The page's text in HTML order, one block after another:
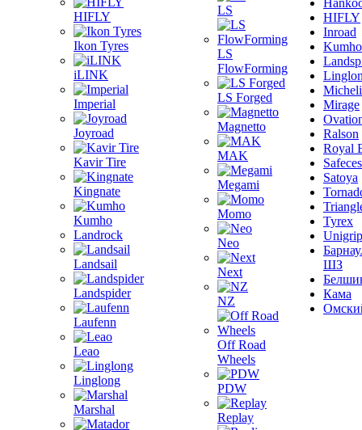
HIFLY
Ikon Tyres
iLINK
Imperial
Joyroad
Kavir Tire
Kingnate
Kumho
Landrock
Landsail
Landspider
Laufenn
Leao
Linglong
Marshal
LS
LS
FlowForming
LS Forged
Magnetto
MAK
Megami
Momo
Neo
Next
NZ
Off Road
Wheels
PDW
Replay
HIFLY
Inroad
Kumho
Mirage
Ralson
Royal
Satoya
Tyrex
Unigrip
ШЗ
Кама